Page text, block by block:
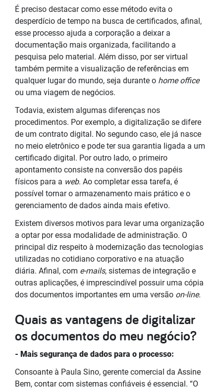
É preciso destacar como esse método evita o
desperdício de tempo na busca de certificados, afinal,
esse processo ajuda a corporação a deixar a
documentação mais organizada, facilitando a
pesquisa pelo material. Além disso, por ser virtual
também permite a visualização de referências em
qualquer lugar do mundo, seja durante o home office
ou uma viagem de negócios.
Todavia, existem algumas diferenças nos
procedimentos. Por exemplo, a digitalização se difere
de um contrato digital. No segundo caso, ele já nasce
no meio eletrônico e pode ter sua garantia ligada a um
certificado digital. Por outro lado, o primeiro
apontamento consiste na conversão dos papéis
físicos para a web. Ao completar essa tarefa, é
possível tornar o armazenamento mais prático e o
gerenciamento de dados ainda mais efetivo.
Existem diversos motivos para levar uma organização
a optar por essa modalidade de administração. O
principal diz respeito à modernização das tecnologias
utilizadas no cotidiano corporativo e na atuação
diária. Afinal, com e-mails, sistemas de integração e
outras aplicações, é imprescindível possuir uma cópia
dos documentos importantes em uma versão on-line.
Quais as vantagens de digitalizar
os documentos do meu negócio?
- Mais segurança de dados para o processo:
Consoante à Paula Sino, gerente comercial da Assine
Bem, contar com sistemas confiáveis é essencial. “O